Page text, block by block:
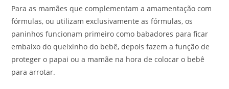
Para as mamães que complementam a amamentação com
fórmulas, ou utilizam exclusivamente as fórmulas, os
paninhos funcionam primeiro como babadores para ficar
embaixo do queixinho do bebê, depois fazem a função de
proteger o papai ou a mamãe na hora de colocar o bebê
para arrotar.